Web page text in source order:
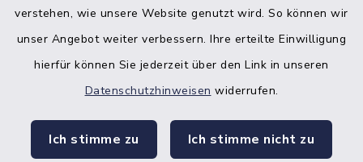
verstehen, wie unsere Website genutzt wird. So können wir
unser Angebot weiter verbessern. Ihre erteilte Einwilligung
hierfür können Sie jederzeit über den Link in unseren
Datenschutzhinweisen widerrufen.
Ich stimme zu Ich stimme nicht zu
facebook